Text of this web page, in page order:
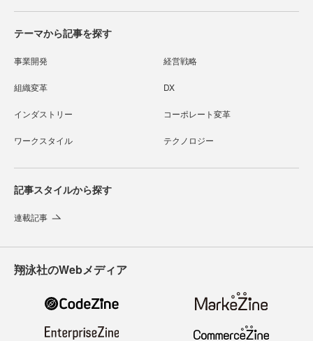
テーマから記事を探す
事業開発 経営戦略
組織変革 DX
インダストリー コーポレート変革
ワークスタイル テクノロジー
記事スタイルから探す
連載記事
翔泳社のWebメディア